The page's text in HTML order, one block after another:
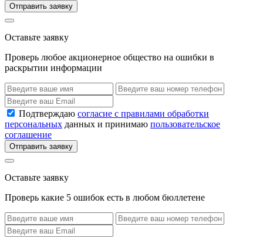
Отправить заявку
Оставьте заявку
Проверь любое акционерное общество на ошибки в
раскрытии информации
Подтверждаю согласие с правилами обработки
персональных данных и принимаю пользовательское
соглашение
Отправить заявку
Оставьте заявку
Проверь какие 5 ошибок есть в любом бюллетене